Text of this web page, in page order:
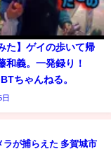
た】ゲイの歩いて帰
和義。一発録り！
ちゃんねる。
が捕らえた 多賀城市